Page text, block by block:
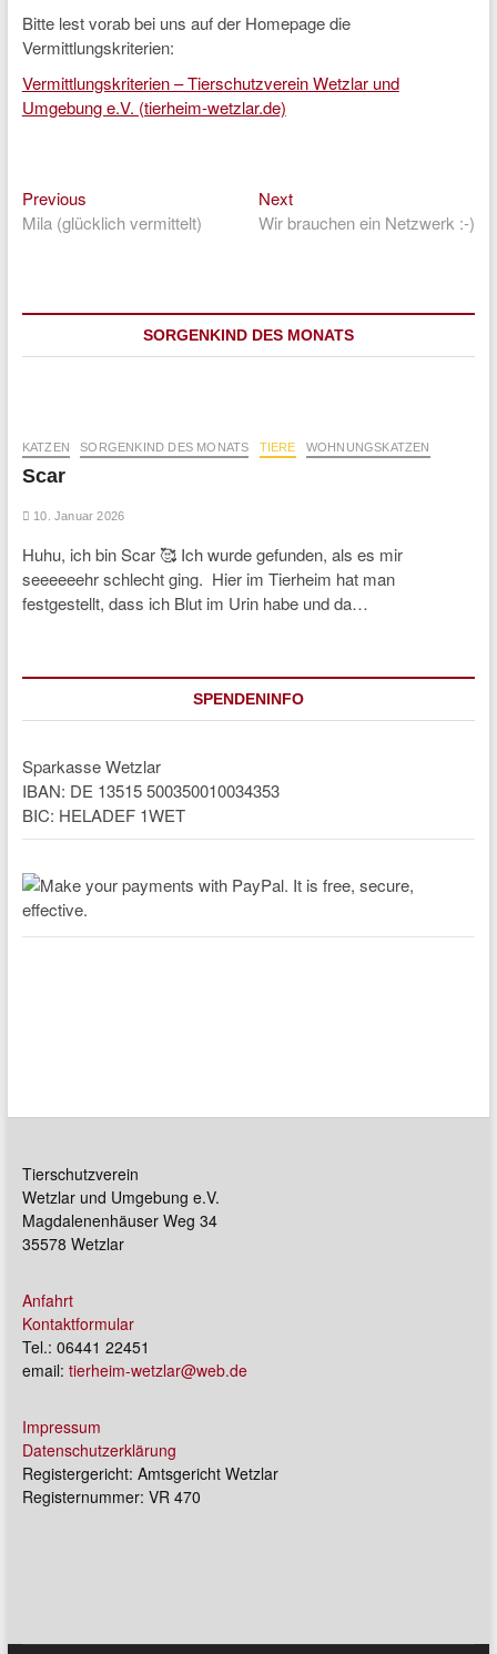
Bitte lest vorab bei uns auf der Homepage die
Vermittlungskriterien:
Vermittlungskriterien – Tierschutzverein Wetzlar und
Umgebung e.V. (tierheim-wetzlar.de)
Beitragsnavigation
PreviousPrevious
post:
Mila (glücklich vermittelt)
NextNext
post:
Wir brauchen ein Netzwerk :-)
SORGENKIND DES MONATS
KATZEN SORGENKIND DES MONATS TIERE WOHNUNGSKATZEN
Scar
10. Januar 2026
Huhu, ich bin Scar 🥰 Ich wurde gefunden, als es mir
seeeeeehr schlecht ging. Hier im Tierheim hat man
festgestellt, dass ich Blut im Urin habe und da…
SPENDENINFO
Sparkasse Wetzlar
IBAN: DE 13515 500350010034353
BIC: HELADEF 1WET
Tierschutzverein
Wetzlar und Umgebung e.V.
Magdalenenhäuser Weg 34
35578 Wetzlar
Anfahrt
Kontaktformular
Tel.: 06441 22451
email: tierheim-wetzlar@web.de
Impressum
Datenschutzerklärung
Registergericht: Amtsgericht Wetzlar
Registernummer: VR 470